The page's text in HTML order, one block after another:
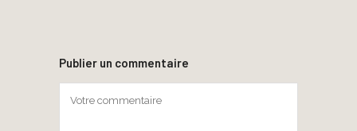
Publier un commentaire